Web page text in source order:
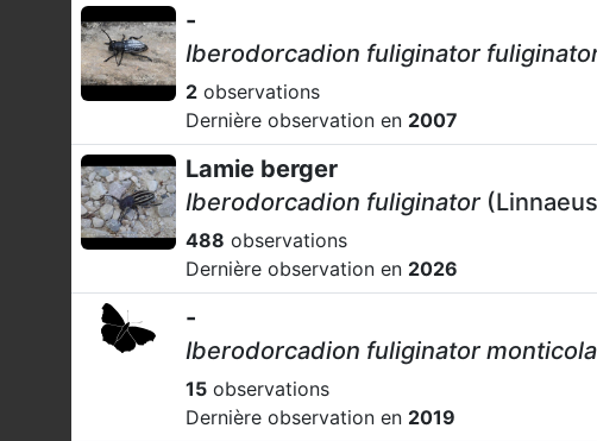
-
Iberodorcadion fuliginator
2 observations
Dernière observation en 2007
Lamie berger
Iberodorcadion fuliginator
488 observations
Dernière observation en 2026
-
Iberodorcadion fuliginator monticola
15 observations
Dernière observation en 2019